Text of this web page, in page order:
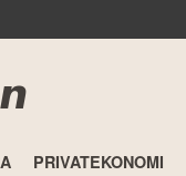
PRIVATEKONOMI